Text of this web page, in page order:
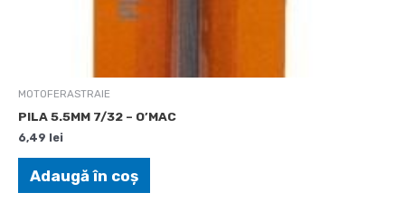
MOTOFERASTRAIE
PILA 5.5MM 7/32 – O’MAC
6,49 lei
Adaugă în coș